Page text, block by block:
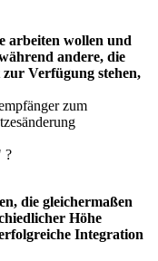
arbeiten wollen und
andere, die
Verfügung stehen,
zum
?
die gleichermaßen
Höhe
Integration